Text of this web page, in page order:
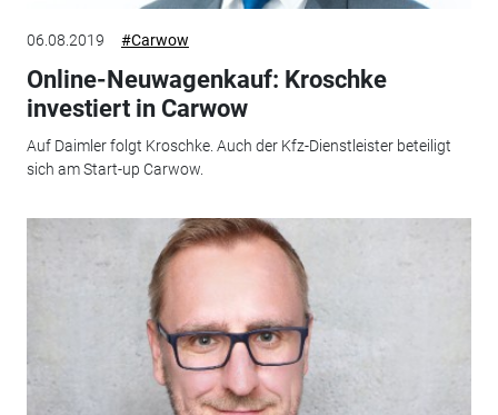
06.08.2019 #Carwow
Online-Neuwagenkauf: Kroschke
investiert in Carwow
Auf Daimler folgt Kroschke. Auch der Kfz-Dienstleister beteiligt
sich am Start-up Carwow.